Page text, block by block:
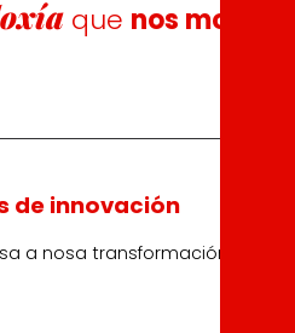
que nos move
de innovación
a nosa transformación,